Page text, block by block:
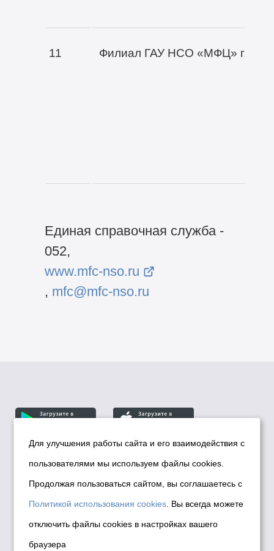
11 Филиал ГАУ НСО «МФЦ» г.
Единая справочная служба -
052,
www.mfc-nso.ru
, mfc@mfc-nso.ru
© Департамент информационной политики мэрии
города Новосибирска, 2026
Политика использования Cookies
Политика по обработке персональных
данных в информационных системах
мэрии города Новосибирска
Для улучшения работы сайта и его взаимодействия с
пользователями мы используем файлы cookies.
Продолжая пользоваться сайтом, вы соглашаетесь с
Политикой использования cookies . Вы всегда можете
отключить файлы cookies в настройках вашего
браузера